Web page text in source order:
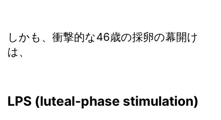
しかも、衝撃的な46歳の採卵の幕開け
は、
LPS (luteal-phase stimulation)